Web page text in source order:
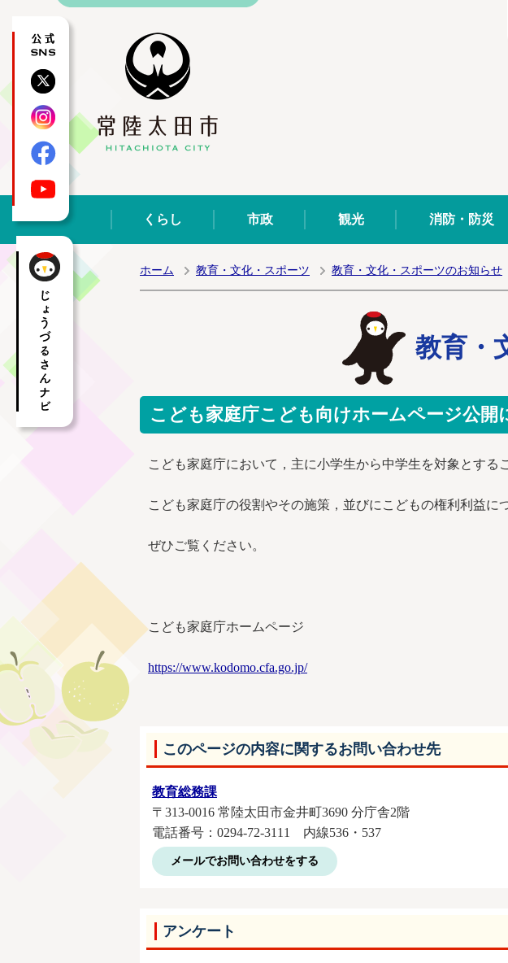
常陸太
公式SNS
X
Instagram
Facebook
YouTube くらし 市政 観光 消防・防災
ホーム 教育・文化・スポーツ 教育・文化・スポーツのお知らせ
教育・
こども家庭庁こども向けホームページ公開
こども家庭庁において，主に小学生から中学生を対象とす
こども家庭庁の役割やその施策，並びにこどもの権利利益
ぜひご覧ください。
こども家庭庁ホームページ
https://www.kodomo.cfa.go.jp/
このページの内容に関するお問い合わせ先
教育総務課
〒313-0016 常陸太田市金井町3690 分庁舎2階
電話番号：0294-72-3111 内線536・537
メールでお問い合わせをする
アンケート